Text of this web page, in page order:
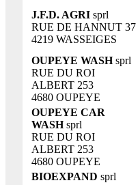
J.F.D. AGRI sprl
RUE DE HANNUT 37
4219 WASSEIGES
OUPEYE WASHsprl
RUE DU ROI
ALBERT 253
4680 OUPEYE
OUPEYE CAR
WASHsprl
RUE DU ROI
ALBERT 253
4680 OUPEYE
BIOEXPAND sprl